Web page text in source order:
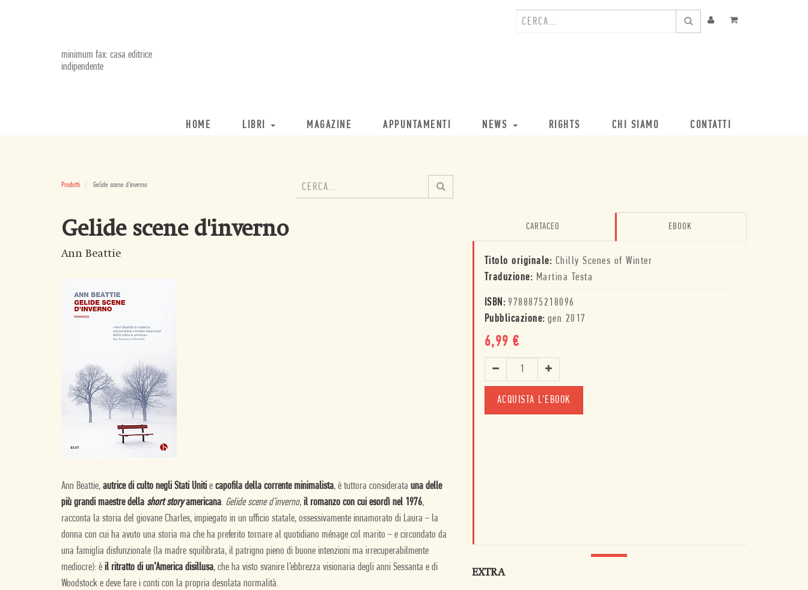
minimum fax: casa editrice
indipendente
HOME LIBRI MAGAZINE APPUNTAMENTI NEWS RIGHTS CHI SIAMO CONTATTI
Prodotti Gelide scene d'inverno
Gelide scene d'inverno
Ann Beattie
Ann Beattie, autrice di culto negli Stati Uniti e capofila della corrente minimalista, è tuttora considerata una delle
più grandi maestre della short storyamericana. Gelide scene d’inverno, il romanzo con cui esordì nel 1976,
racconta la storia del giovane Charles, impiegato in un ufficio statale, ossessivamente innamorato di Laura − la
donna con cui ha avuto una storia ma che ha preferito tornare al quotidiano ménage col marito − e circondato da
una famiglia disfunzionale (la madre squilibrata, il patrigno pieno di buone intenzioni ma irrecuperabilmente
mediocre): è il ritratto di un’America disillusa, che ha visto svanire l’ebbrezza visionaria degli anni Sessanta e di
Woodstock e deve fare i conti con la propria desolata normalità.
CARTACEO EBOOK
Titolo originale: Chilly Scenes of Winter
Traduzione: Martina Testa
ISBN: 9788875218096
Pubblicazione: gen 2017
6,99 €
ACQUISTA L'EBOOK
EXTRA